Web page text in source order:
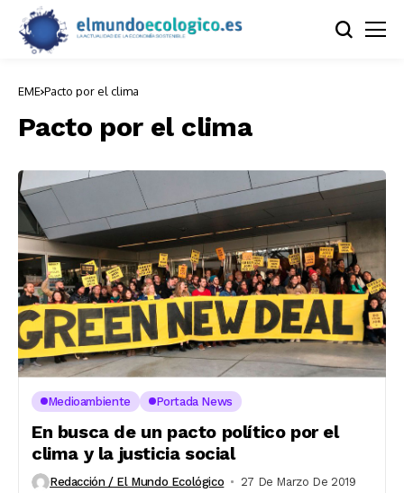
EME Pacto por el clima
Pacto por el clima
Medioambiente Portada News
En busca de un pacto político por el
clima y la justicia social
Redacción / El Mundo Ecológico 27 De Marzo De 2019